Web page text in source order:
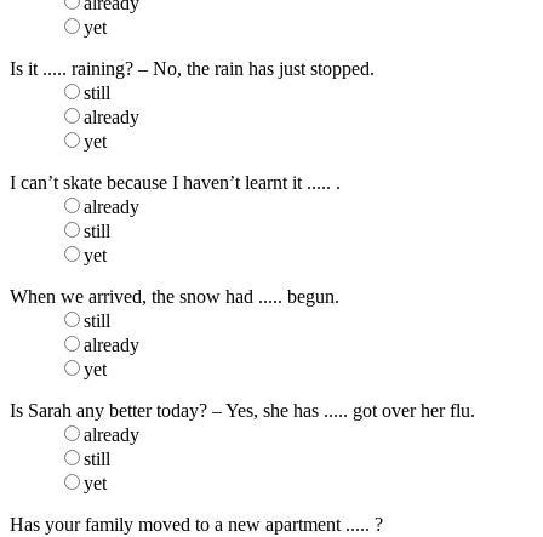
yet
Is it ..... raining? – No, the rain has just stopped.
still
already
yet
I can’t skate because I haven’t learnt it ..... .
already
still
yet
When we arrived, the snow had ..... begun.
still
already
yet
Is Sarah any better today? – Yes, she has ..... got over her flu.
already
still
yet
Has your family moved to a new apartment ..... ?